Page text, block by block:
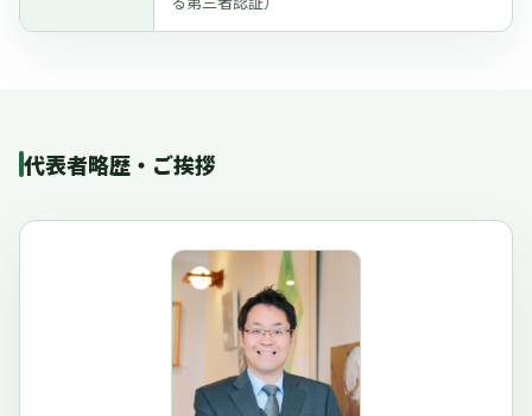
代表者略歴・ご挨拶